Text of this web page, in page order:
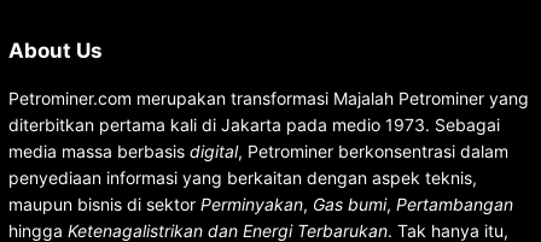
About Us
Petrominer.com merupakan transformasi Majalah Petrominer yang
diterbitkan pertama kali di Jakarta pada medio 1973. Sebagai
media massa berbasis digital, Petrominer berkonsentrasi dalam
penyediaan informasi yang berkaitan dengan aspek teknis,
maupun bisnis di sektor Perminyakan, Gas bumi, Pertambangan
hingga Ketenagalistrikan dan Energi Terbarukan. Tak hanya itu,